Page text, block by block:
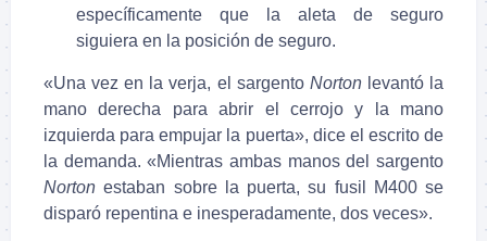
específicamente que la aleta de seguro
siguiera en la posición de seguro.
«Una vez en la verja, el sargento Nortonlevantó la
mano derecha para abrir el cerrojo y la mano
izquierda para empujar la puerta», dice el escrito de
la demanda. «Mientras ambas manos del sargento
Norton estaban sobre la puerta, su fusil M400 se
disparó repentina e inesperadamente, dos veces».